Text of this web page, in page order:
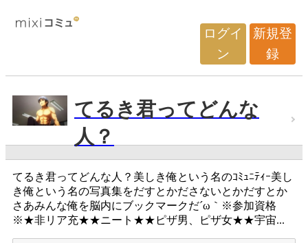
ログイ
ン
新規登
録
てるき君ってどんな
人？
てるき君ってどんな人？美しき俺という名のｺﾐｭﾆﾃｨｰ美し
き俺という名の写真集をだすとかださないとかだすとか
さあみんな俺を脳内にブックマークだ´ω｀※参加資格
※★非リア充★★ニート★★ピザ男、ピザ女★★宇宙...